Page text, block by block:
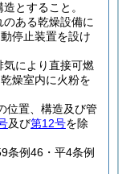
とすること。
ある乾燥設備に
停止装置を設け
気により直接可燃
燥室内に火粉を
位置、構造及び管
及び第12号を除
条例46・平4条例